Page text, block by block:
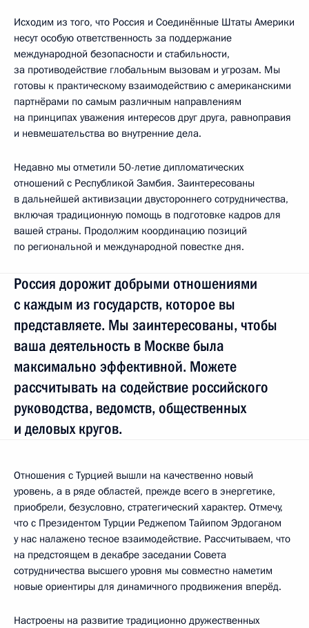
Исходим из того, что Россия и Соединённые Штаты Америки
несут особую ответственность за поддержание
международной безопасности и стабильности,
за противодействие глобальным вызовам и угрозам. Мы
готовы к практическому взаимодействию с американскими
партнёрами по самым различным направлениям
на принципах уважения интересов друг друга, равноправия
и невмешательства во внутренние дела.
Недавно мы отметили 50-летие дипломатических
отношений с Республикой Замбия. Заинтересованы
в дальнейшей активизации двустороннего сотрудничества,
включая традиционную помощь в подготовке кадров для
вашей страны. Продолжим координацию позиций
по региональной и международной повестке дня.
Россия дорожит добрыми отношениями
с каждым из государств, которое вы
представляете. Мы заинтересованы, чтобы
ваша деятельность в Москве была
максимально эффективной. Можете
рассчитывать на содействие российского
руководства, ведомств, общественных
и деловых кругов.
Отношения с Турцией вышли на качественно новый
уровень, а в ряде областей, прежде всего в энергетике,
приобрели, безусловно, стратегический характер. Отмечу,
что с Президентом Турции Реджепом Тайипом Эрдоганом
у нас налажено тесное взаимодействие. Рассчитываем, что
на предстоящем в декабре заседании Совета
сотрудничества высшего уровня мы совместно наметим
новые ориентиры для динамичного продвижения вперёд.
Настроены на развитие традиционно дружественных